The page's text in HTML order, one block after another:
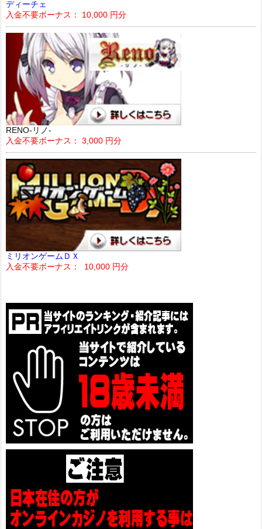
ディーチェ
入金不要ボーナス： 10,000 円分
RENO-リノ-
入金不要ボーナス： 3,000 円分
ミリオンゲームＤＸ
入金不要ボーナス： 10,000 円分